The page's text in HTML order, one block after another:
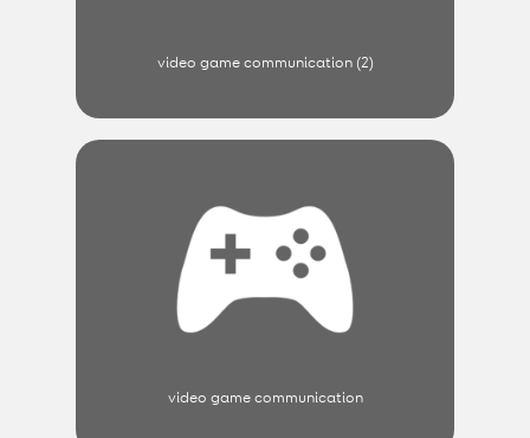
video game communication (2)
video game communication